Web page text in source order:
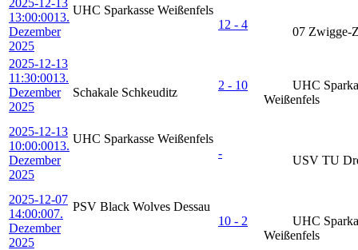
13:00:0013.
Dezember
2025
UHC Sparkasse Weißenfels
12 - 4
07 Zwigge-
2025-12-13
11:30:0013.
Dezember
2025
Schakale Schkeuditz
2 - 10
UHC
Weißenfels
2025-12-13
10:00:0013.
Dezember
2025
UHC Sparkasse Weißenfels
-
USV TU
2025-12-07
14:00:007.
Dezember
2025
PSV Black Wolves Dessau
10 - 2
UHC
Weißenfels